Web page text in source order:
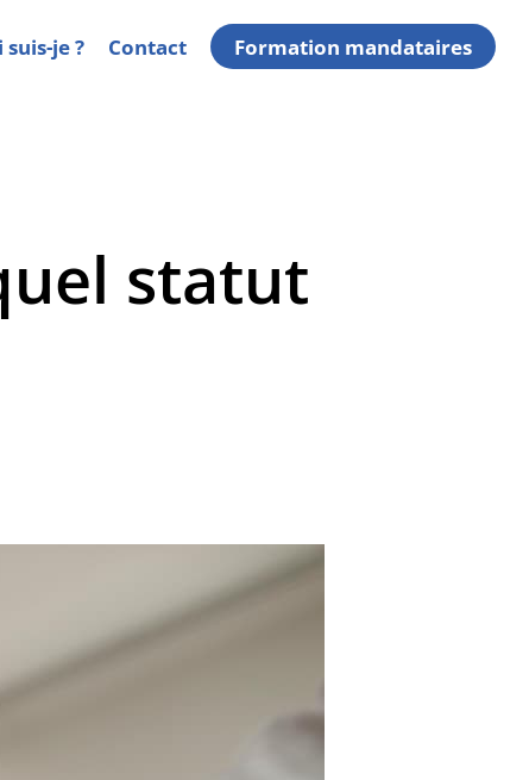
suis-je ? Contact Formation mandataires
statut